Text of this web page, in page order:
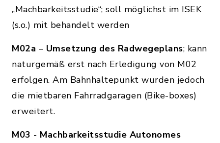
„Machbarkeitsstudie“; soll möglichst im ISEK
(s.o.) mit behandelt werden
M02a – Umsetzung des Radwegeplans; kann
naturgemäß erst nach Erledigung von M02
erfolgen. Am Bahnhaltepunkt wurden jedoch
die mietbaren Fahrradgaragen (Bike-boxes)
erweitert.
M03 - Machbarkeitsstudie Autonomes